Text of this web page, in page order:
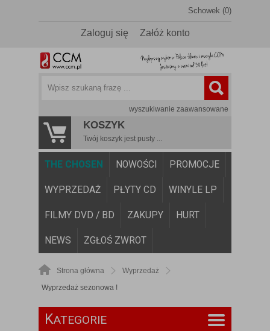
Schowek (0)
Zaloguj się Załóż konto
wyszukiwanie zaawansowane
KOSZYK
Twój koszyk jest pusty ...
THE CHOSEN NOWOŚCI PROMOCJE
WYPRZEDAŻ PŁYTY CD WINYLE LP
FILMY DVD / BD ZAKUPY HURT
NEWS ZGŁOŚ ZWROT
Strona główna
Wyprzedaż
Wyprzedaż sezonowa !
KATEGORIE